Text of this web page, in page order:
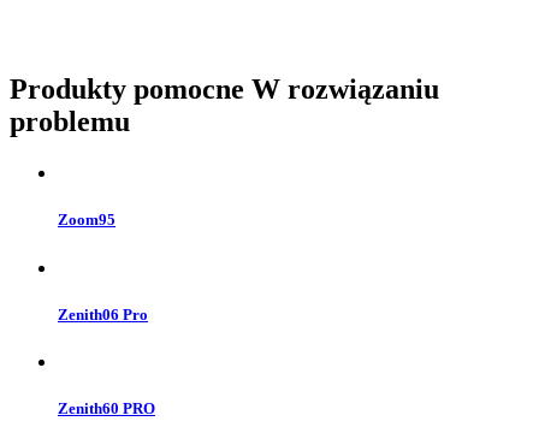
Produkty pomocne W rozwiązaniu
problemu
Zoom95
Zenith06 Pro
Zenith60 PRO